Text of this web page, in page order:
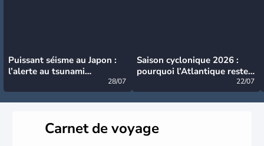
Puissant séisme au Japon :
l’alerte au tsunami
28/07
Saison cyclonique 2026 :
pourquoi l’Atlantique reste
22/07
Carnet de voyage